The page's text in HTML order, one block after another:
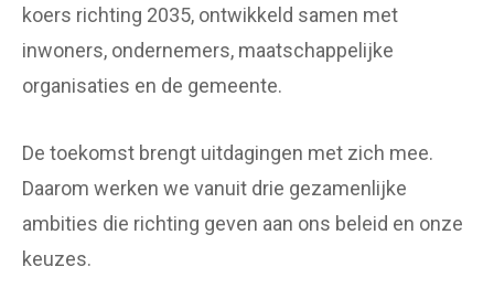
koers richting 2035, ontwikkeld samen met
inwoners, ondernemers, maatschappelijke
organisaties en de gemeente.
De toekomst brengt uitdagingen met zich mee.
Daarom werken we vanuit drie gezamenlijke
ambities die richting geven aan ons beleid en onze
keuzes.